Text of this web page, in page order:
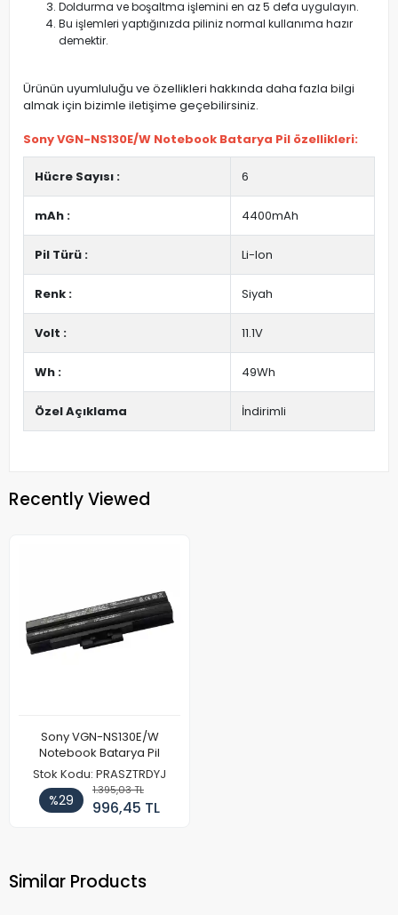
Doldurma ve boşaltma işlemini en az 5 defa uygulayın.
Bu işlemleri yaptığınızda piliniz normal kullanıma hazır
demektir.
Ürünün uyumluluğu ve özellikleri hakkında daha fazla bilgi
almak için bizimle iletişime geçebilirsiniz.
Sony VGN-NS130E/W Notebook Batarya Pil özellikleri:
Hücre Sayısı : 6
mAh : 4400mAh
Pil Türü : Li-Ion
Renk : Siyah
Volt : 11.1V
Wh : 49Wh
Özel Açıklama İndirimli
Recently Viewed
Sony VGN-NS130E/W
Notebook Batarya Pil
Stok Kodu: PRASZTRDYJ
%29
1.395,03 TL
996,45 TL
Similar Products